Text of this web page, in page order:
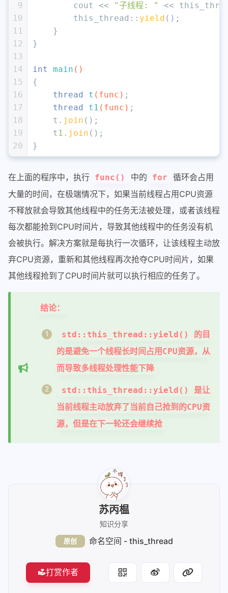
9
10
11
12
13
14
15
16
17
18
19
20
        cout <<
"子线程: "
<<
        this_thread::
yield ();
    }
}
int main ()
{
thread t (func) ;
thread t1 (func) ;
    t.
join ();
    t
1. join ();
}
在上面的程序中，执行 func() 中的 for
循环会占用
大量的时间，在极端情况下，如果当前线程占用CPU资源
不释放就会导致其他线程中的任务无法被处理，或者该线程
每次都能抢到CPU时间片，导致其他线程中的任务没有机
会被执行。解决方案就是每执行一次循环，让该线程主动放
弃CPU资源，重新和其他线程再次抢夺CPU时间片，如果
其他线程抢到了CPU时间片就可以执行相应的任务了。
结论：
std::this_thread::yield() 的目
的是避免一个线程长时间占用CPU资源，从
而导致多线程处理性能下降
std::this_thread::yield() 是让
当前线程主动放弃了当前自己抢到的CPU资
源，但是在下一轮还会继续抢
苏丙榅
知识分享
原创 命名空间 - this_thread
打赏作者